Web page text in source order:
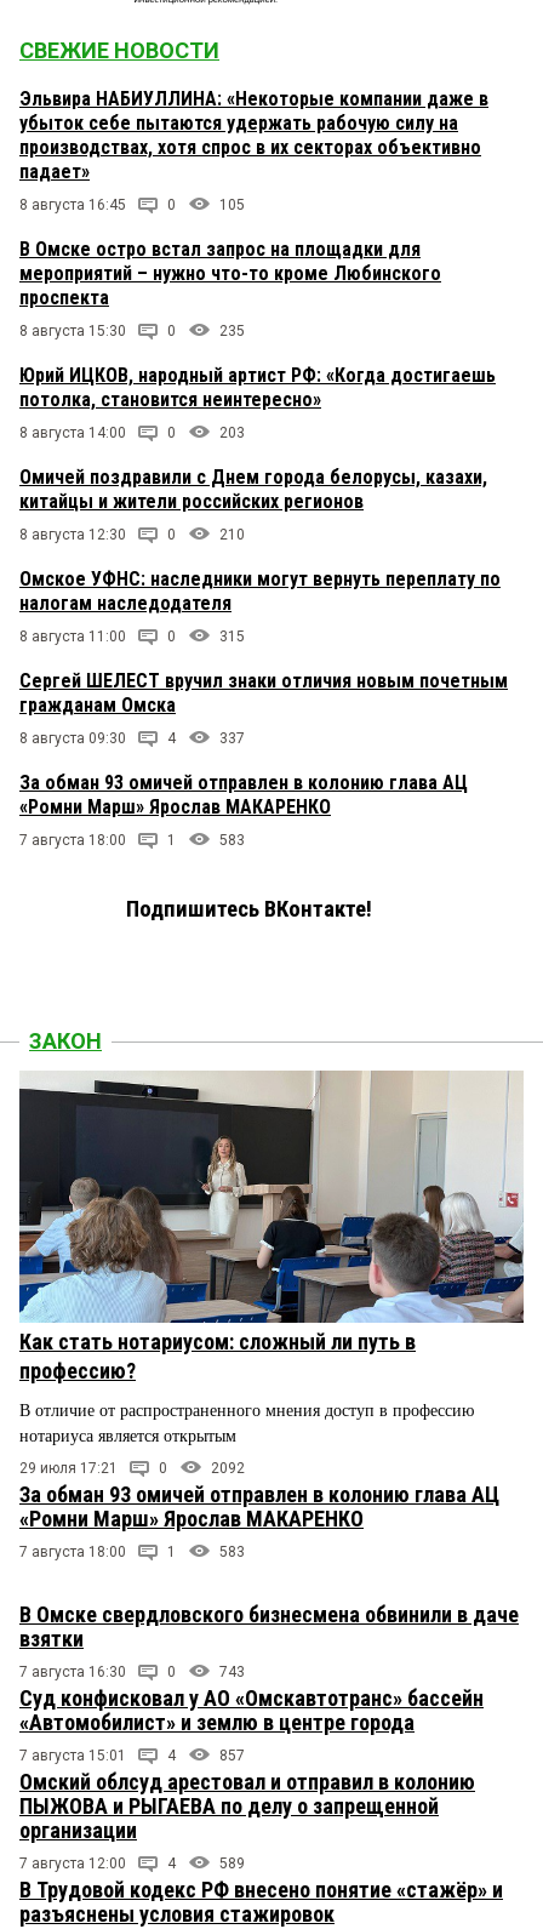
СВЕЖИЕ НОВОСТИ
Эльвира НАБИУЛЛИНА: «Некоторые компании даже в
убыток себе пытаются удержать рабочую силу на
производствах, хотя спрос в их секторах объективно
падает»
8 августа 16:45 0 105
В Омске остро встал запрос на площадки для
мероприятий – нужно что-то кроме Любинского
проспекта
8 августа 15:30 0 235
Юрий ИЦКОВ, народный артист РФ: «Когда достигаешь
потолка, становится неинтересно»
8 августа 14:00 0 203
Омичей поздравили с Днем города белорусы, казахи,
китайцы и жители российских регионов
8 августа 12:30 0 210
Омское УФНС: наследники могут вернуть переплату по
налогам наследодателя
8 августа 11:00 0 315
Сергей ШЕЛЕСТ вручил знаки отличия новым почетным
гражданам Омска
8 августа 09:30 4 337
За обман 93 омичей отправлен в колонию глава АЦ
«Ромни Марш» Ярослав МАКАРЕНКО
7 августа 18:00 1 583
Подпишитесь ВКонтакте!
ЗАКОН
Как стать нотариусом: сложный ли путь в
профессию?
В отличие от распространенного мнения доступ в профессию
нотариуса является открытым
29 июля 17:21 0 2092
За обман 93 омичей отправлен в колонию глава АЦ
«Ромни Марш» Ярослав МАКАРЕНКО
7 августа 18:00 1 583
В Омске свердловского бизнесмена обвинили в даче
взятки
7 августа 16:30 0 743
Суд конфисковал у АО «Омскавтотранс» бассейн
«Автомобилист» и землю в центре города
7 августа 15:01 4 857
Омский облсуд арестовал и отправил в колонию
ПЫЖОВА и РЫГАЕВА по делу о запрещенной
организации
7 августа 12:00 4 589
В Трудовой кодекс РФ внесено понятие «стажёр» и
разъяснены условия стажировок